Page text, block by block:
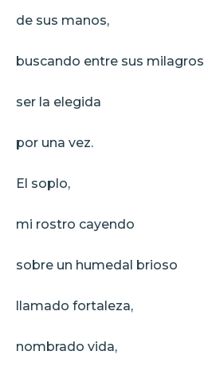
de sus manos,
buscando entre sus milagros
ser la elegida
por una vez.
El soplo,
mi rostro cayendo
sobre un humedal brioso
llamado fortaleza,
nombrado vida,